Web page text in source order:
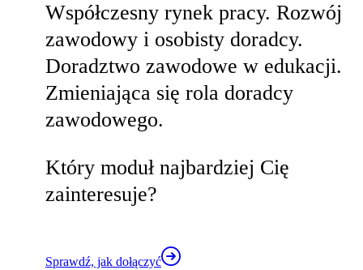
Współczesny rynek pracy. Rozwój
zawodowy i osobisty doradcy.
Doradztwo zawodowe w edukacji.
Zmieniająca się rola doradcy
zawodowego.
Który moduł najbardziej Cię
zainteresuje?
Sprawdź, jak dołączyć